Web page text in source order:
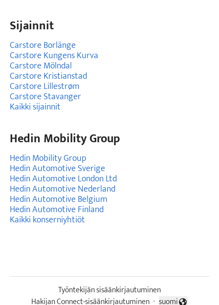
Sijainnit
Carstore Borlänge
Carstore Kungens Kurva
Carstore Mölndal
Carstore Kristianstad
Carstore Lillestrøm
Carstore Stavanger
Kaikki sijainnit
Hedin Mobility Group
Hedin Mobility Group
Hedin Automotive Sverige
Hedin Automotive London Ltd
Hedin Automotive Nederland
Hedin Automotive Belgium
Hedin Automotive Finland
Kaikki konserniyhtiöt
Työntekijän sisäänkirjautuminen
Hakijan Connect-sisäänkirjautuminen · suomi